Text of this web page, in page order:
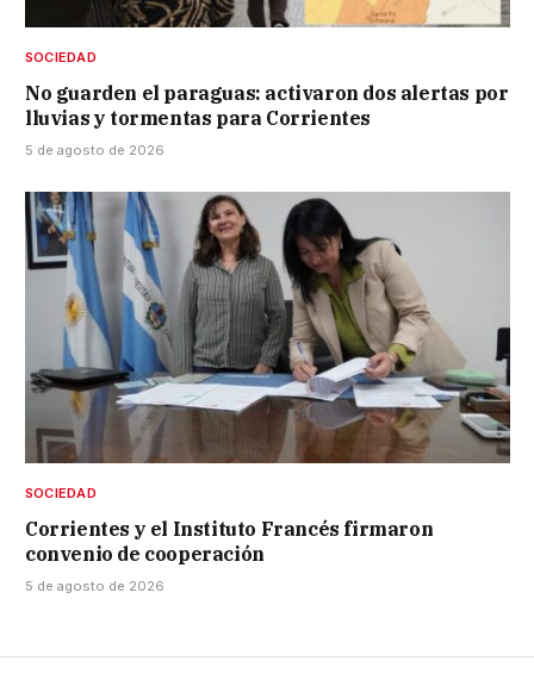
SOCIEDAD
No guarden el paraguas: activaron dos alertas por
lluvias y tormentas para Corrientes
5 de agosto de 2026
SOCIEDAD
Corrientes y el Instituto Francés firmaron
convenio de cooperación
5 de agosto de 2026